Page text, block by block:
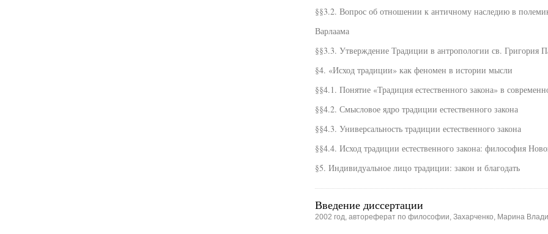
§§3.2. Вопрос об отношении к античному наследию в
Варлаама
§§3.3. Утверждение Традиции в антропологии св. Григория
§4. «Исход традиции» как феномен в истории мысли
§§4.1. Понятие «Традиция естественного закона» в
§§4.2. Смысловое ядро традиции естественного закона
§§4.3. Универсальность традиции естественного закона
§§4.4. Исход традиции естественного закона: философия
§5. Индивидуальное лицо традиции: закон и благодать
Введение диссертации
2002 год, автореферат по философии, Захарченко, Марина